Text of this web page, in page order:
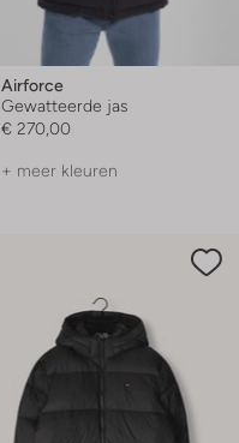
Airforce
Gewatteerde jas
€ 270,00
+ meer kleuren